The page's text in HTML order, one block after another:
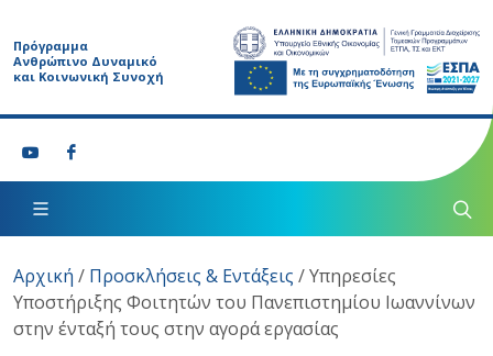
Πρόγραμμα
Ανθρώπινο Δυναμικό
και Κοινωνική Συνοχή
Αρχική / Προσκλήσεις & Εντάξεις /Υπηρεσίες
Υποστήριξης Φοιτητών του Πανεπιστημίου Ιωαννίνων
στην ένταξή τους στην αγορά εργασίας